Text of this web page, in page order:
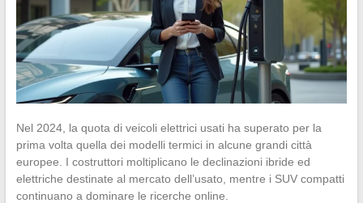
Nel 2024, la quota di veicoli elettrici usati ha superato per la
prima volta quella dei modelli termici in alcune grandi città
europee. I costruttori moltiplicano le declinazioni ibride ed
elettriche destinate al mercato dell’usato, mentre i SUV compatti
continuano a dominare le ricerche online.